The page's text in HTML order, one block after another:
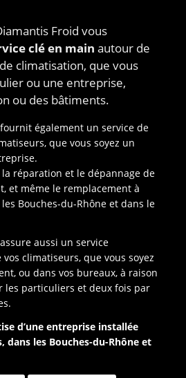
Froid vous
clé en main autour de
climatisation, que vous
ou une entreprise,
ou des bâtiments.
également un service de
que vous soyez un
réparation et le dépannage de
et même le remplacement à
Bouches-du-Rhône et dans le
aussi un service
climatiseurs, que vous soyez
ou dans vos bureaux, à raison
les particuliers et deux fois par
d’une entreprise installée
dans les Bouches-du-Rhône et